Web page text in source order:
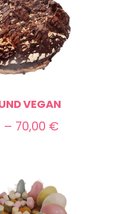
VEGAN
– 70,00 €Preisspanne: